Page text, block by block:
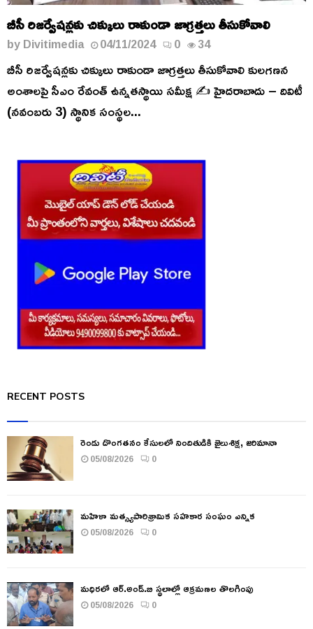
బీసీ రిజర్వేషన్లకు చిక్కులు రాకుండా జాగ్రత్తలు తీసుకోవాలి
byDivitimedia 04/11/2024 0 34
బీసీ రిజర్వేషన్లకు చిక్కులు రాకుండా జాగ్రత్తలు తీసుకోవాలి కులగణన
అంశాలపై సీఎం రేవంత్ ఉన్నతస్థాయి సమీక్ష ✍️ హైదరాబాదు – దివిటీ
(నవంబరు 3) స్థానిక సంస్థల...
RECENT POSTS
రెండు దొంగతనం కేసులలో నిందితుడికి జైలుశిక్ష, జరిమానా
05/08/2026 0
మహిళా మత్స్యపారిశ్రామిక సహకార సంఘం ఎన్నిక
05/08/2026 0
మధిరలో ఆర్.అండ్.బి స్థలాల్లో ఆక్రమణల తొలగింపు
05/08/2026 0